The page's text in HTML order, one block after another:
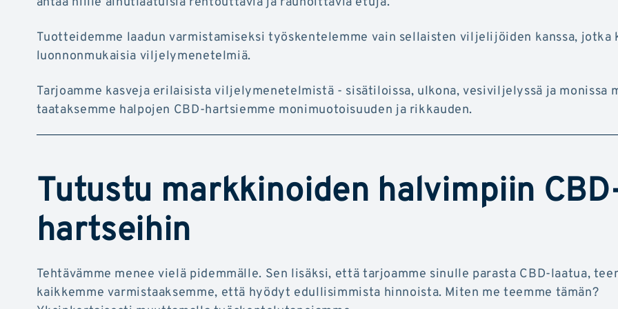
Tuotteidemme laadun varmistamiseksi työskentelemme vain sellaisten viljelijöiden kanssa, jotka
luonnonmukaisia viljelymenetelmiä.
Tarjoamme kasveja erilaisista viljelymenetelmistä - sisätiloissa, ulkona, vesiviljelyssä ja monissa
taataksemme halpojen CBD-hartsiemme monimuotoisuuden ja rikkauden.
Tutustu markkinoiden halvimpiin
hartseihin
Tehtävämme menee vielä pidemmälle. Sen lisäksi, että tarjoamme sinulle parasta CBD-laatua,
kaikkemme varmistaaksemme, että hyödyt edullisimmista hinnoista. Miten me teemme tämän?